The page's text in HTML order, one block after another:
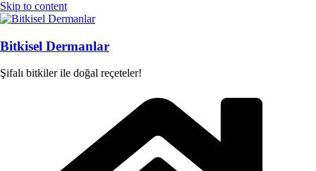
Skip to content
Bitkisel Dermanlar
Şifalı bitkiler ile doğal reçeteler!